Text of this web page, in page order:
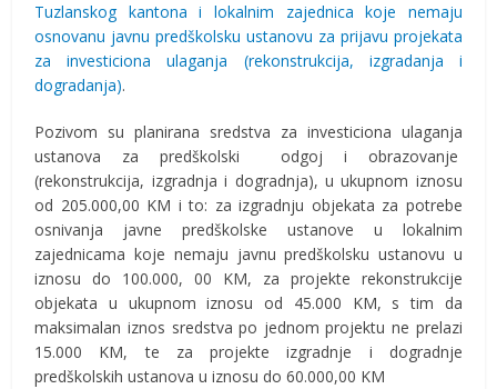
Tuzlanskog kantona i lokalnim zajednica koje nemaju
osnovanu javnu predškolsku ustanovu za prijavu projekata
za investiciona ulaganja (rekonstrukcija, izgradanja i
dogradanja).
Pozivom su planirana sredstva za investiciona ulaganja
ustanova za predškolski odgoj i obrazovanje
(rekonstrukcija, izgradnja i dogradnja), u ukupnom iznosu
od 205.000,00 KM i to: za izgradnju objekata za potrebe
osnivanja javne predškolske ustanove u lokalnim
zajednicama koje nemaju javnu predškolsku ustanovu u
iznosu do 100.000, 00 KM, za projekte rekonstrukcije
objekata u ukupnom iznosu od 45.000 KM, s tim da
maksimalan iznos sredstva po jednom projektu ne prelazi
15.000 KM, te za projekte izgradnje i dogradnje
predškolskih ustanova u iznosu do 60.000,00 KM